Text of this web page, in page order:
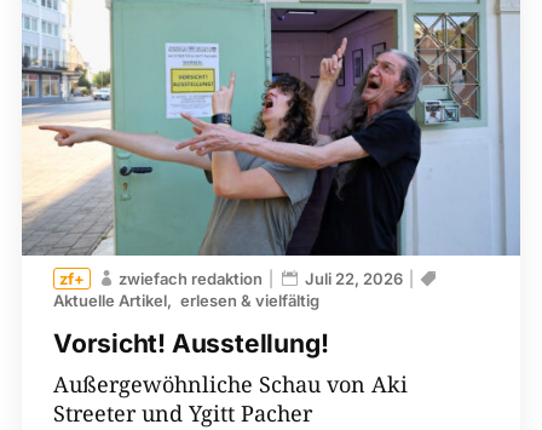
Vorsicht! Ausstellung!
zwiefach redaktion
Juli 22, 2026
Aktuelle Artikel
erlesen & vielfältig
Außergewöhnliche Schau von Aki
Streeter und Ygitt Pacher